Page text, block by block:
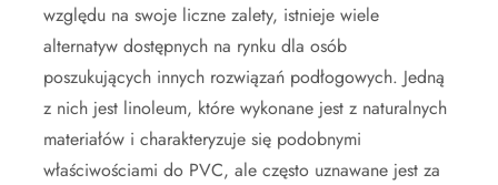
względu na swoje liczne zalety, istnieje wiele
alternatyw dostępnych na rynku dla osób
poszukujących innych rozwiązań podłogowych. Jedną
z nich jest linoleum, które wykonane jest z naturalnych
materiałów i charakteryzuje się podobnymi
właściwościami do PVC, ale często uznawane jest za